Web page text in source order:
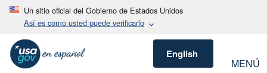
Un sitio oficial del Gobierno de Estados Unidos
Así es como usted puede verificarlo
English
MENÚ